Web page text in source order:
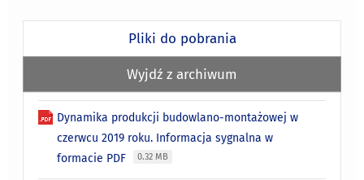
Pliki do pobrania
Wyjdź z archiwum
Dynamika produkcji budowlano-montażowej w
czerwcu 2019 roku. Informacja sygnalna w
formacie PDF
0.32 MB